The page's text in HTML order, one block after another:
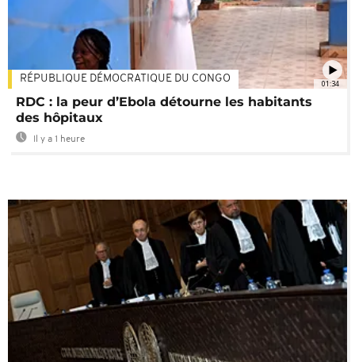
01:34
RÉPUBLIQUE DÉMOCRATIQUE DU CONGO
RDC : la peur d’Ebola détourne les habitants
des hôpitaux
Il y a 1 heure